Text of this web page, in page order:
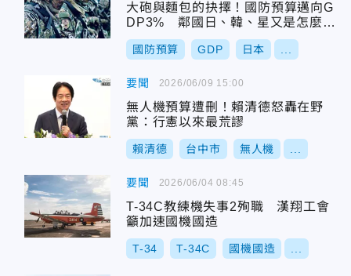
大砲與麵包的抉擇！國防預算邁向G
DP3% 鄰國日、韓、星又是怎麼砸
錢的？
國防預算 GDP 日本
要聞
無人機預算遭刪！賴清德怒轟在野
黨：行憲以來最荒謬
賴清德 台中市 無人機
2026/06/09 15:00
要聞
T-34C教練機失事2殉職 漢翔工會
籲加速國機國造
T-34 T-34C 國機國造
2026/06/04 08:45